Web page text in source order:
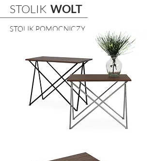
STOLIK WOLT
STOLIK POMOCNICZY